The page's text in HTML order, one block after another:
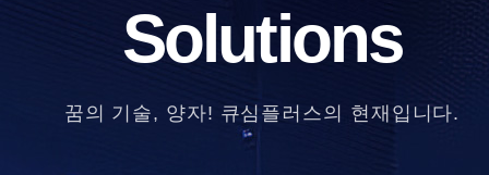
Solutions
꿈의 기술, 양자! 큐심플러스의 현재입니다.